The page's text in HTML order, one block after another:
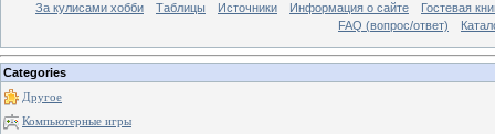
За кулисами хобби
Таблицы Источники Информация о сайте
Гостевая
FAQ (вопрос/ответ)
Categories
Другое
Компьютерные игры